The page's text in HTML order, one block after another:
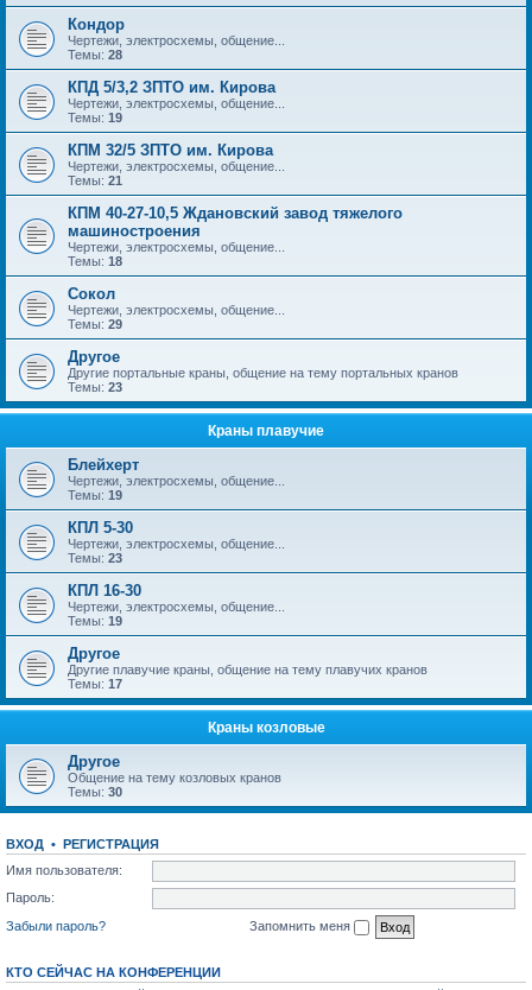
Кондор
Чертежи, электросхемы, общение...
Темы: 28
КПД 5/3,2 ЗПТО им. Кирова
Чертежи, электросхемы, общение...
Темы: 19
КПМ 32/5 ЗПТО им. Кирова
Чертежи, электросхемы, общение...
Темы: 21
КПМ 40-27-10,5 Ждановский завод тяжелого
машиностроения
Чертежи, электросхемы, общение...
Темы: 18
Сокол
Чертежи, электросхемы, общение...
Темы: 29
Другое
Другие портальные краны, общение на тему портальных кранов
Темы: 23
Краны плавучие
Блейхерт
Чертежи, электросхемы, общение...
Темы: 19
КПЛ 5-30
Чертежи, электросхемы, общение...
Темы: 23
КПЛ 16-30
Чертежи, электросхемы, общение...
Темы: 19
Другое
Другие плавучие краны, общение на тему плавучих кранов
Темы: 17
Краны козловые
Другое
Общение на тему козловых кранов
Темы: 30
ВХОД • РЕГИСТРАЦИЯ
Имя пользователя:
Пароль:
Забыли пароль?
Запомнить меня
КТО СЕЙЧАС НА КОНФЕРЕНЦИИ